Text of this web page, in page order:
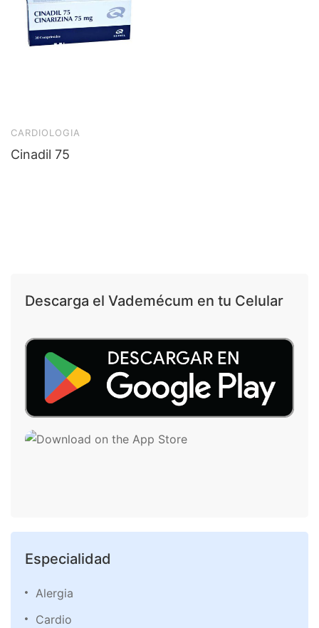
Descarga el Vademécum en tu Celular
Especialidad
Alergia
Cardio
CARDIOLOGIA
Cinadil 75